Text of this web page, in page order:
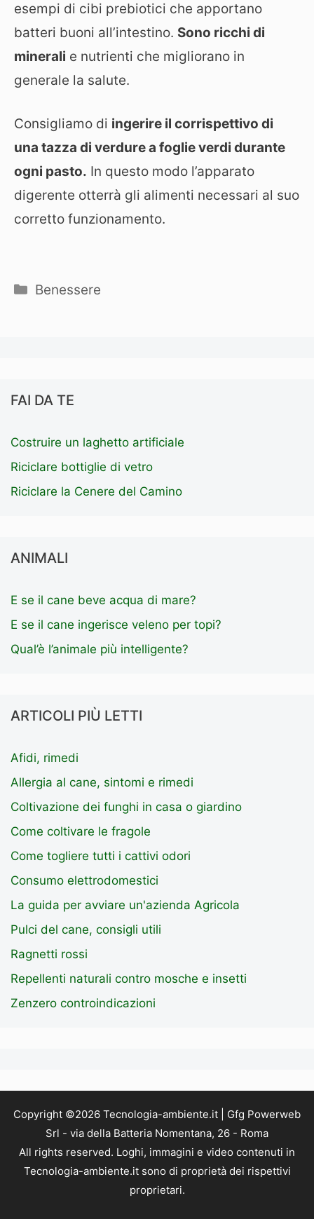
esempi di cibi prebiotici che apportano
batteri buoni all’intestino. Sono ricchi di
minerali e nutrienti che migliorano in
generale la salute.
Consigliamo di ingerire il corrispettivo di
una tazza di verdure a foglie verdi durante
ogni pasto. In questo modo l’apparato
digerente otterrà gli alimenti necessari al suo
corretto funzionamento.
Categorie
Benessere
FAI DA TE
Costruire un laghetto artificiale
Riciclare bottiglie di vetro
Riciclare la Cenere del Camino
ANIMALI
E se il cane beve acqua di mare?
E se il cane ingerisce veleno per topi?
Qual’è l’animale più intelligente?
ARTICOLI PIÙ LETTI
Afidi, rimedi
Allergia al cane, sintomi e rimedi
Coltivazione dei funghi in casa o giardino
Come coltivare le fragole
Come togliere tutti i cattivi odori
Consumo elettrodomestici
La guida per avviare un'azienda Agricola
Pulci del cane, consigli utili
Ragnetti rossi
Repellenti naturali contro mosche e insetti
Zenzero controindicazioni
Copyright ©2026 Tecnologia-ambiente.it | Gfg Powerweb
Srl - via della Batteria Nomentana, 26 - Roma
All rights reserved. Loghi, immagini e video contenuti in
Tecnologia-ambiente.it sono di proprietà dei rispettivi
proprietari.